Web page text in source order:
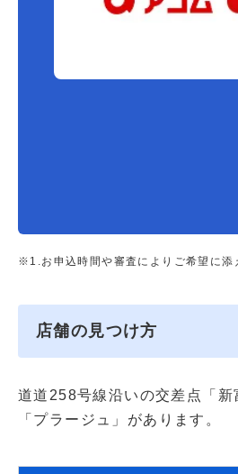
※1.お申込時間や審査によりご希望に添
店舗の見つけ方
道道258号線沿いの交差点「
「プラージュ」があります。